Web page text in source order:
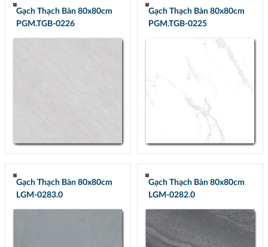
Gạch Thạch Bàn 80x80cm
PGM.TGB-0226
Gạch Thạch Bàn 80x80cm
PGM.TGB-0225
Gạch Thạch Bàn 80x80cm
LGM-0283.0
Gạch Thạch Bàn 80x80cm
LGM-0282.0